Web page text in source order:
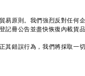
原則。我們強烈反對任何
冊公告並盡快恢復內載貨
錯誤行為，我們將採取一